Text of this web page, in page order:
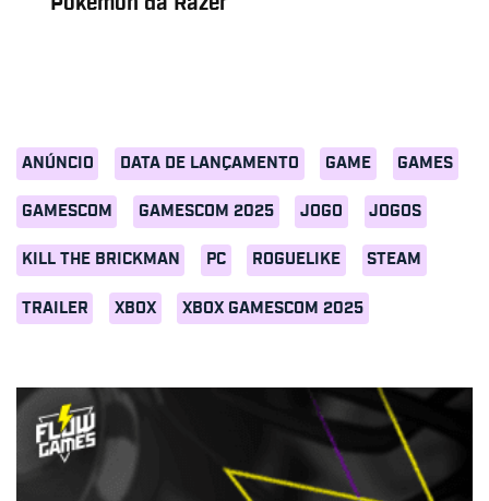
ANÚNCIO DATA DE LANÇAMENTO GAME GAMES
GAMESCOM GAMESCOM 2025 JOGO JOGOS
KILL THE BRICKMAN PC ROGUELIKE STEAM
TRAILER XBOX XBOX GAMESCOM 2025